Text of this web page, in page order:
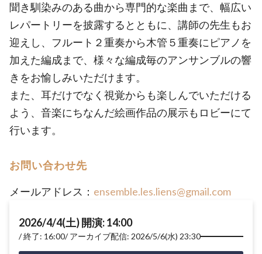
聞き馴染みのある曲から専門的な楽曲まで、幅広い
レパートリーを披露するとともに、講師の先生もお
迎えし、フルート２重奏から木管５重奏にピアノを
加えた編成まで、様々な編成毎のアンサンブルの響
きをお愉しみいただけます。
また、耳だけでなく視覚からも楽しんでいただける
よう、音楽にちなんだ絵画作品の展示もロビーにて
行います。
お問い合わせ先
メールアドレス： ensemble.les.liens@gmail.com
2026/4/4(土) 開演: 14:00
終了: 16:00 アーカイブ配信: 2026/5/6(水) 23:30